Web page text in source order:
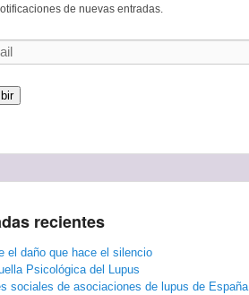
de nuevas entradas.
recientes
el daño que hace el silencio
Psicológica del Lupus
sociales de asociaciones de lupus de España